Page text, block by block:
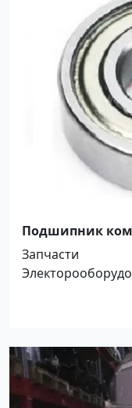
Подшипник
размер:
Запчасти